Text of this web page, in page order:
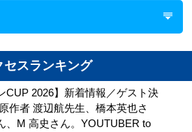
セスランキング
CUP 2026】新着情報／ゲスト決
作者 渡辺航先生、橋本英也さ
、M 高史さん。YOUTUBER to